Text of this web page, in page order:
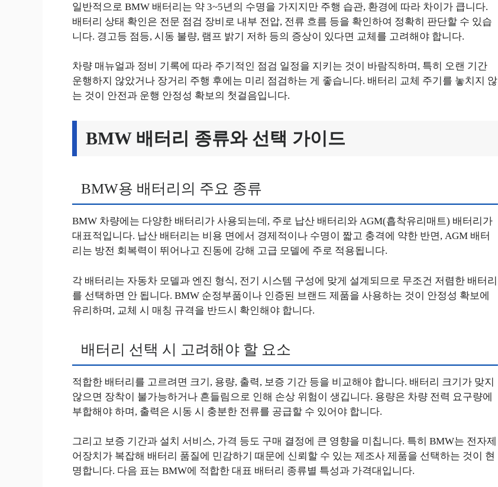
일반적으로 BMW 배터리는 약 3~5년의 수명을 가지지만 주행 습관, 환경에 따라 차이가 큽니다.
배터리 상태 확인은 전문 점검 장비로 내부 전압, 전류 흐름 등을 확인하여 정확히 판단할 수 있습
니다. 경고등 점등, 시동 불량, 램프 밝기 저하 등의 증상이 있다면 교체를 고려해야 합니다.
차량 매뉴얼과 정비 기록에 따라 주기적인 점검 일정을 지키는 것이 바람직하며, 특히 오랜 기간
운행하지 않았거나 장거리 주행 후에는 미리 점검하는 게 좋습니다. 배터리 교체 주기를 놓치지 않
는 것이 안전과 운행 안정성 확보의 첫걸음입니다.
BMW 배터리 종류와 선택 가이드
BMW용 배터리의 주요 종류
BMW 차량에는 다양한 배터리가 사용되는데, 주로 납산 배터리와 AGM(흡착유리매트) 배터리가
대표적입니다. 납산 배터리는 비용 면에서 경제적이나 수명이 짧고 충격에 약한 반면, AGM 배터
리는 방전 회복력이 뛰어나고 진동에 강해 고급 모델에 주로 적용됩니다.
각 배터리는 자동차 모델과 엔진 형식, 전기 시스템 구성에 맞게 설계되므로 무조건 저렴한 배터리
를 선택하면 안 됩니다. BMW 순정부품이나 인증된 브랜드 제품을 사용하는 것이 안정성 확보에
유리하며, 교체 시 매칭 규격을 반드시 확인해야 합니다.
배터리 선택 시 고려해야 할 요소
적합한 배터리를 고르려면 크기, 용량, 출력, 보증 기간 등을 비교해야 합니다. 배터리 크기가 맞지
않으면 장착이 불가능하거나 흔들림으로 인해 손상 위험이 생깁니다. 용량은 차량 전력 요구량에
부합해야 하며, 출력은 시동 시 충분한 전류를 공급할 수 있어야 합니다.
그리고 보증 기간과 설치 서비스, 가격 등도 구매 결정에 큰 영향을 미칩니다. 특히 BMW는 전자제
어장치가 복잡해 배터리 품질에 민감하기 때문에 신뢰할 수 있는 제조사 제품을 선택하는 것이 현
명합니다. 다음 표는 BMW에 적합한 대표 배터리 종류별 특성과 가격대입니다.